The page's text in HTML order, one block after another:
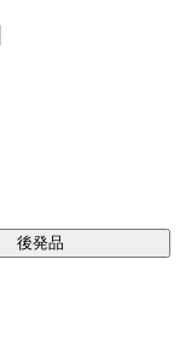
後発品